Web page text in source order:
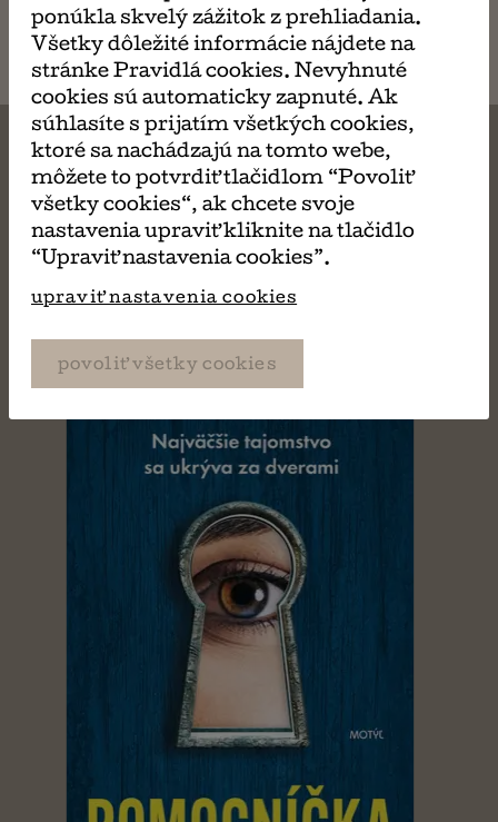
email
MÔŽE SA VÁM TIEŽ
PÁČIŤ
ponúkla skvelý zážitok z prehliadania.
Všetky dôležité informácie nájdete na
stránke Pravidlá cookies. Nevyhnuté
cookies sú automaticky zapnuté. Ak
súhlasíte s prijatím všetkých cookies,
ktoré sa nachádzajú na tomto webe,
môžete to potvrdiť tlačidlom “Povoliť
všetky cookies“, ak chcete svoje
nastavenia upraviť kliknite na tlačidlo
“Upraviť nastavenia cookies”.
upraviť nastavenia cookies
povoliť všetky cookies